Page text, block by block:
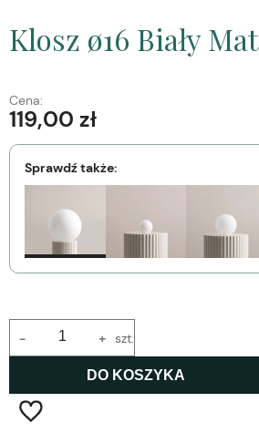
Klosz ø16 Biały Mat
Cena:
119,00 zł
Sprawdź także:
+
- szt.
DO KOSZYKA